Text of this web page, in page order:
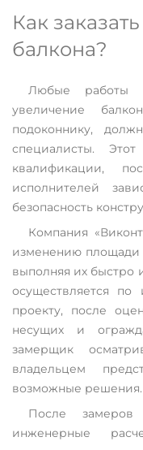
Как
балкона?
Любые работы
увеличение
подоконнику,
специалисты.
квалификации,
исполнителей
безопасность
Компания
изменению
выполняя их быстро
осуществляется по
проекту, после
несущих и
замерщик
владельцем
возможные решения.
После замеров
инженерные